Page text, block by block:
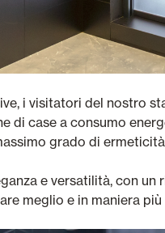
i visitatori del nostro
di case a consumo
grado di
e versatilità, con un
meglio e in maniera